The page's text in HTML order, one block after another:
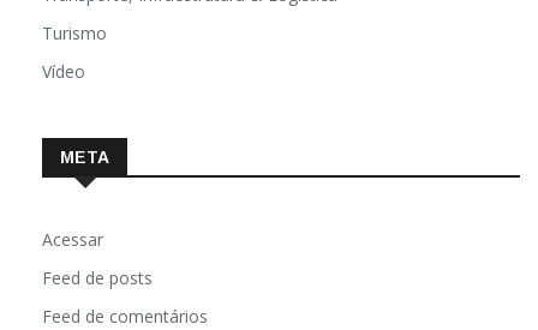
Turismo
Vídeo
META
Acessar
Feed de posts
Feed de comentários